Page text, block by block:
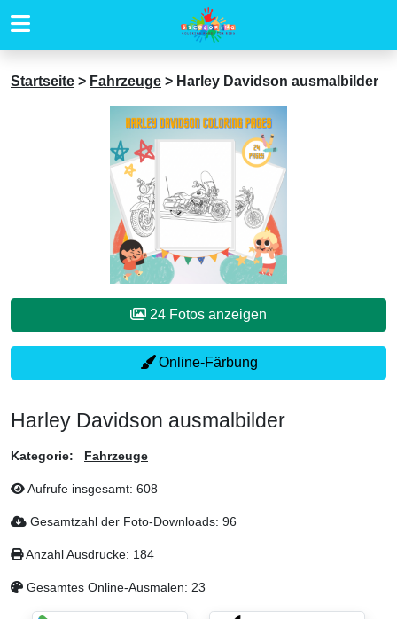
Startseite > Fahrzeuge > Harley Davidson ausmalbilder
24 Fotos anzeigen
Online-Färbung
Harley Davidson ausmalbilder
Kategorie: Fahrzeuge
Aufrufe insgesamt: 608
Gesamtzahl der Foto-Downloads: 96
Anzahl Ausdrucke: 184
Gesamtes Online-Ausmalen: 23